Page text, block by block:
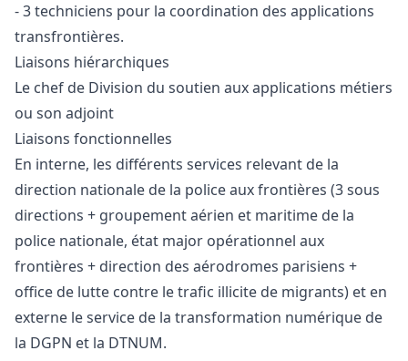
- 3 techniciens pour la coordination des applications
transfrontières.
Liaisons hiérarchiques
Le chef de Division du soutien aux applications métiers
ou son adjoint
Liaisons fonctionnelles
En interne, les différents services relevant de la
direction nationale de la police aux frontières (3 sous
directions + groupement aérien et maritime de la
police nationale, état major opérationnel aux
frontières + direction des aérodromes parisiens +
office de lutte contre le trafic illicite de migrants) et en
externe le service de la transformation numérique de
la DGPN et la DTNUM.